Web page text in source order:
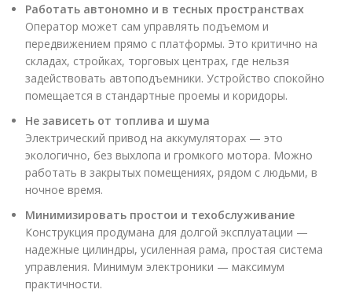
Работать автономно и в тесных пространствах
Оператор может сам управлять подъемом и
передвижением прямо с платформы. Это критично на
складах, стройках, торговых центрах, где нельзя
задействовать автоподъемники. Устройство спокойно
помещается в стандартные проемы и коридоры.
Не зависеть от топлива и шума
Электрический привод на аккумуляторах — это
экологично, без выхлопа и громкого мотора. Можно
работать в закрытых помещениях, рядом с людьми, в
ночное время.
Минимизировать простои и техобслуживание
Конструкция продумана для долгой эксплуатации —
надежные цилиндры, усиленная рама, простая система
управления. Минимум электроники — максимум
практичности.